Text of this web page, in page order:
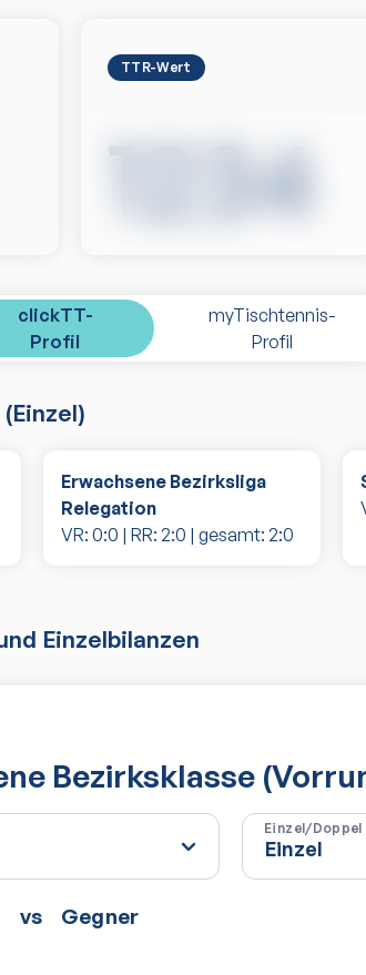
TTR-Wert
1234
clickTT-
Profil
myTischtennis-
Profil
(Einzel)
Erwachsene Bezirksliga
Relegation
VR:0:0 | RR: 2:0 | gesamt: 2:0
Einzelbilanzen
Bezirksklasse
Einzel/Doppel
vs Gegner